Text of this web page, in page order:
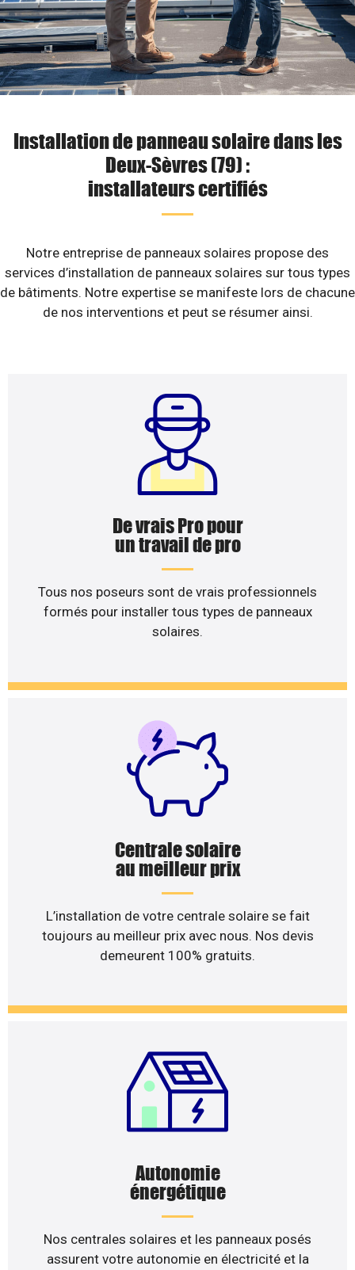
Installation de panneau solaire dans les
Deux-Sèvres (79) :
installateurs certifiés
Notre entreprise de panneaux solaires propose des
services d’installation de panneaux solaires sur tous types
de bâtiments. Notre expertise se manifeste lors de chacune
de nos interventions et peut se résumer ainsi.
De vrais Pro pour
un travail de pro
Tous nos poseurs sont de vrais professionnels
formés pour installer tous types de panneaux
solaires.
Centrale solaire
au meilleur prix
L’installation de votre centrale solaire se fait
toujours au meilleur prix avec nous. Nos devis
demeurent 100% gratuits.
Autonomie
énergétique
Nos centrales solaires et les panneaux posés
assurent votre autonomie en électricité et la